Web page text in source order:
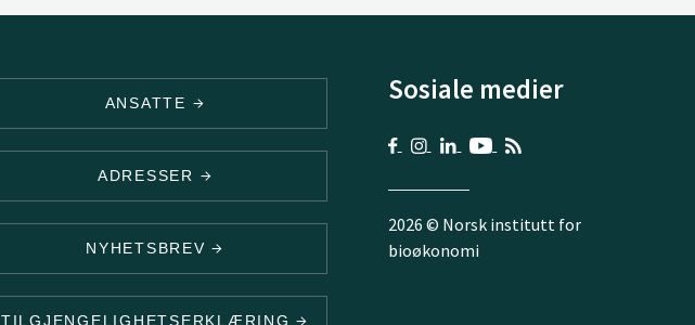
ANSATTE
ADRESSER
NYHETSBREV
TILGJENGELIGHETSERKLÆRING
Sosiale medier
2026 © Norsk institutt for
bioøkonomi